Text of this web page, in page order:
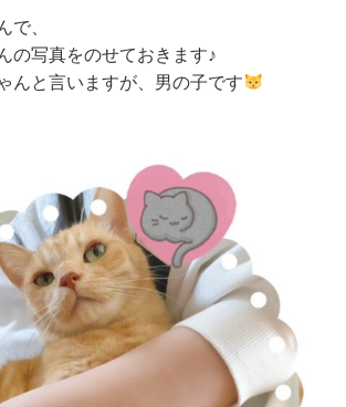
で、
の写真をのせておきます♪
んと言いますが、男の子です